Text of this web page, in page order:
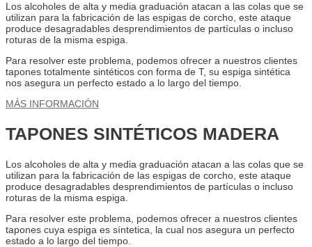
Los alcoholes de alta y media graduación atacan a las colas que se
utilizan para la fabricación de las espigas de corcho, este ataque
produce desagradables desprendimientos de partículas o incluso
roturas de la misma espiga.
Para resolver este problema, podemos ofrecer a nuestros clientes
tapones totalmente sintéticos con forma de T, su espiga sintética
nos asegura un perfecto estado a lo largo del tiempo.
MÁS INFORMACIÓN
TAPONES SINTÉTICOS MADERA
Los alcoholes de alta y media graduación atacan a las colas que se
utilizan para la fabricación de las espigas de corcho, este ataque
produce desagradables desprendimientos de partículas o incluso
roturas de la misma espiga.
Para resolver este problema, podemos ofrecer a nuestros clientes
tapones cuya espiga es síntetica, la cual nos asegura un perfecto
estado a lo largo del tiempo.